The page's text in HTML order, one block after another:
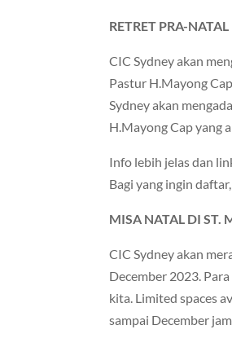
RETRET PRA-NATAL
CIC Sydney akan
Pastur H.Mayong
Sydney akan
H.Mayong Cap yang
Info lebih jelas dan
Bagi yang ingin
MISA NATAL DI ST.
CIC Sydney akan
December 2023.
kita. Limited spaces
sampai December